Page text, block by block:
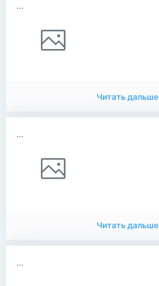
...
Читать дальше
...
Читать дальше
...